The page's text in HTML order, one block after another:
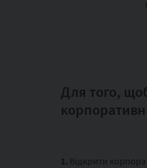
Для того,
1. Відкрити